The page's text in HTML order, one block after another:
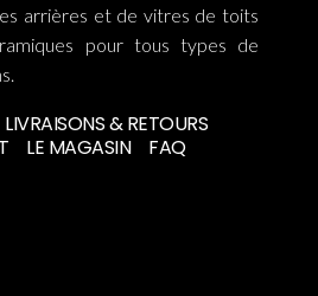
arrières et de vitres de toits
pour tous types de
LIVRAISONS & RETOURS
LE MAGASIN FAQ